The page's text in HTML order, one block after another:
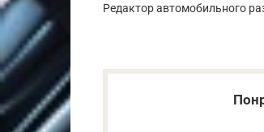
Редактор автомобильного